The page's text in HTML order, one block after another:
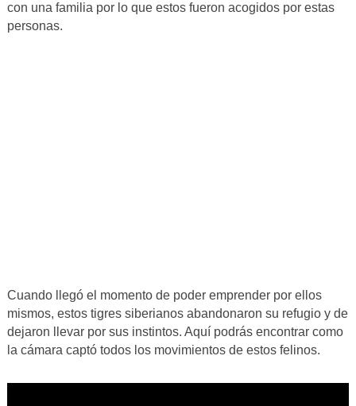
con una familia por lo que estos fueron acogidos por estas
personas.
Cuando llegó el momento de poder emprender por ellos
mismos, estos tigres siberianos abandonaron su refugio y de
dejaron llevar por sus instintos. Aquí podrás encontrar como
la cámara captó todos los movimientos de estos felinos.